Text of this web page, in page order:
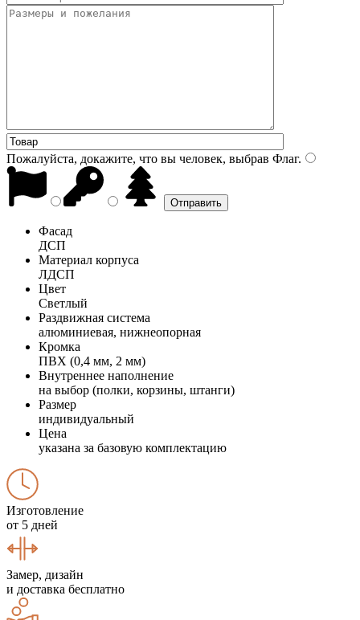
Пожалуйста, докажите, что вы человек, выбрав Флаг.
Фасад
ДСП
Материал корпуса
ЛДСП
Цвет
Светлый
Раздвижная система
алюминиевая, нижнеопорная
Кромка
ПВХ (0,4 мм, 2 мм)
Внутреннее наполнение
на выбор (полки, корзины, штанги)
Размер
индивидуальный
Цена
указана за базовую комплектацию
Изготовление
от 5 дней
Замер, дизайн
и доставка бесплатно